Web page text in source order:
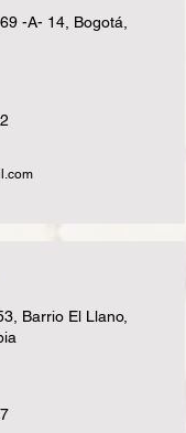
-A- 14, Bogotá,
Barrio El Llano,